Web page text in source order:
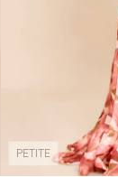
PETITE